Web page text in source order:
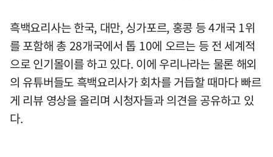
흑백요리사는 한국, 대만, 싱가포르, 홍콩 등 4개국 1위
를 포함해 총 28개국에서 톱 10에 오르는 등 전 세계적
으로 인기몰이를 하고 있다. 이에 우리나라는 물론 해외
의 유튜버들도 흑백요리사가 회차를 거듭할 때마다 빠르
게 리뷰 영상을 올리며 시청자들과 의견을 공유하고 있
다.